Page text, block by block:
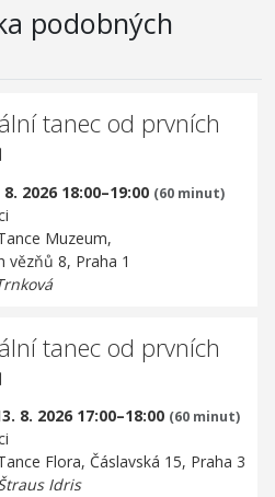
podobných
tanec od prvních
2026 18:00–19:00 (60 minut)
Muzeum,
vězňů 8, Praha 1
tanec od prvních
8. 2026 17:00–18:00 (60 minut)
Flora, Čáslavská 15, Praha 3
Idris